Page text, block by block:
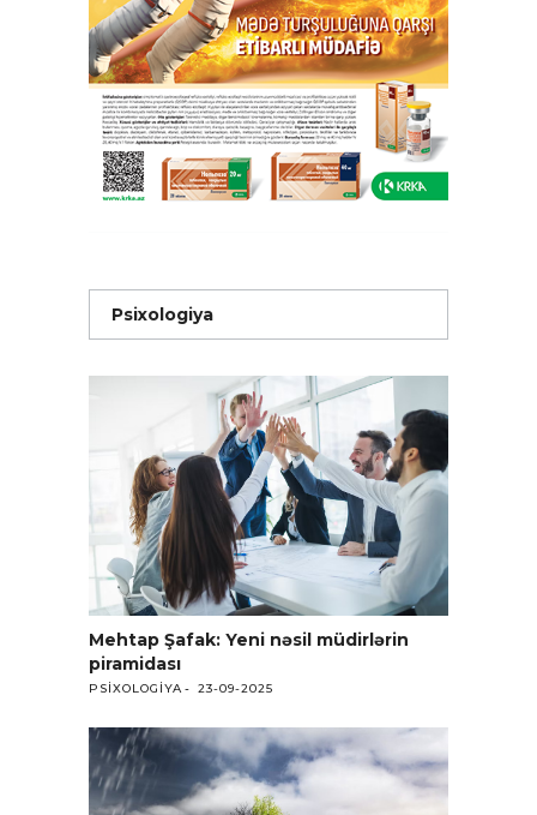
Psixologiya
Mehtap Şafak: Yeni nəsil müdirlərin
piramidası
PSIXOLOGIYA 23-09-2025